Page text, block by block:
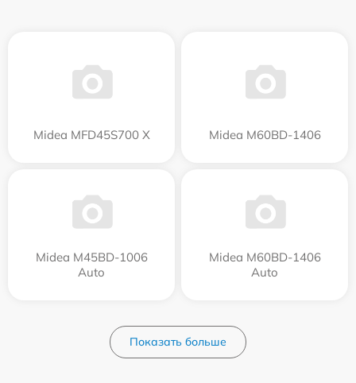
Midea MFD45S700 X Midea M60BD-1406
Midea M45BD-1006
Auto
Midea M60BD-1406
Auto
Показать больше